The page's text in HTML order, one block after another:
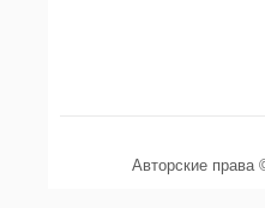
Авторские права